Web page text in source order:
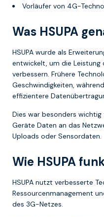
Vorläufer von 4G-
Was HSUPA
HSUPA wurde als
entwickelt, um die Leistung
verbessern. Frühere
Geschwindigkeiten,
effizientere
Dies war besonders
Geräte Daten an das
Uploads oder Sensordaten.
Wie HSUPA
HSUPA nutzt verbesserte
Ressourcenmanagement
des 3G-Netzes.